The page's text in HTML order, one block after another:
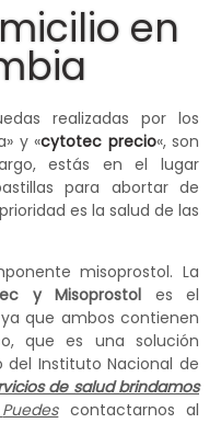
en
realizadas por los
y «cytotec precio«, son
estás en el lugar
para abortar de
es la salud de las
misoprostol. La
y Misoprostol es el
que ambos contienen
que es una solución
Instituto Nacional de
de salud brindamos
Puedescontactarnos al